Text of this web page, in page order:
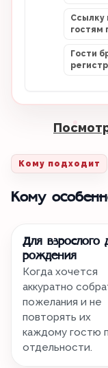
Ссылку
гостям
Гости
Кому подходит
Кому
Для взрослого
рождения
Когда хочется
аккуратно
пожелания и не
повторять их
каждому гостю
отдельности.